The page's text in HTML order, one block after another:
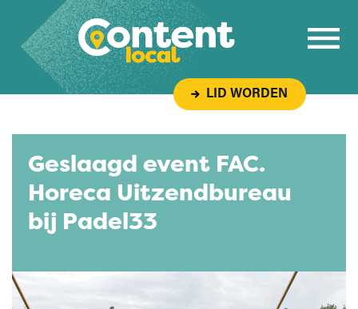
Overslaan naar inhoud
LID WORDEN
Geslaagd event FAC.
Horeca Uitzendbureau
bij Padel33